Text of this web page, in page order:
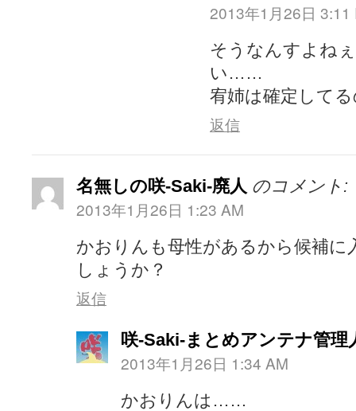
2013年1月26日 3:11
そうなんすよね
い……
宥姉は確定して
返信
名無しの咲-Saki-廃人 のコメント:
2013年1月26日 1:23 AM
かおりんも母性があるから候補
しょうか？
返信
咲-Saki-まとめアンテナ管理
2013年1月26日 1:34 AM
かおりんは……